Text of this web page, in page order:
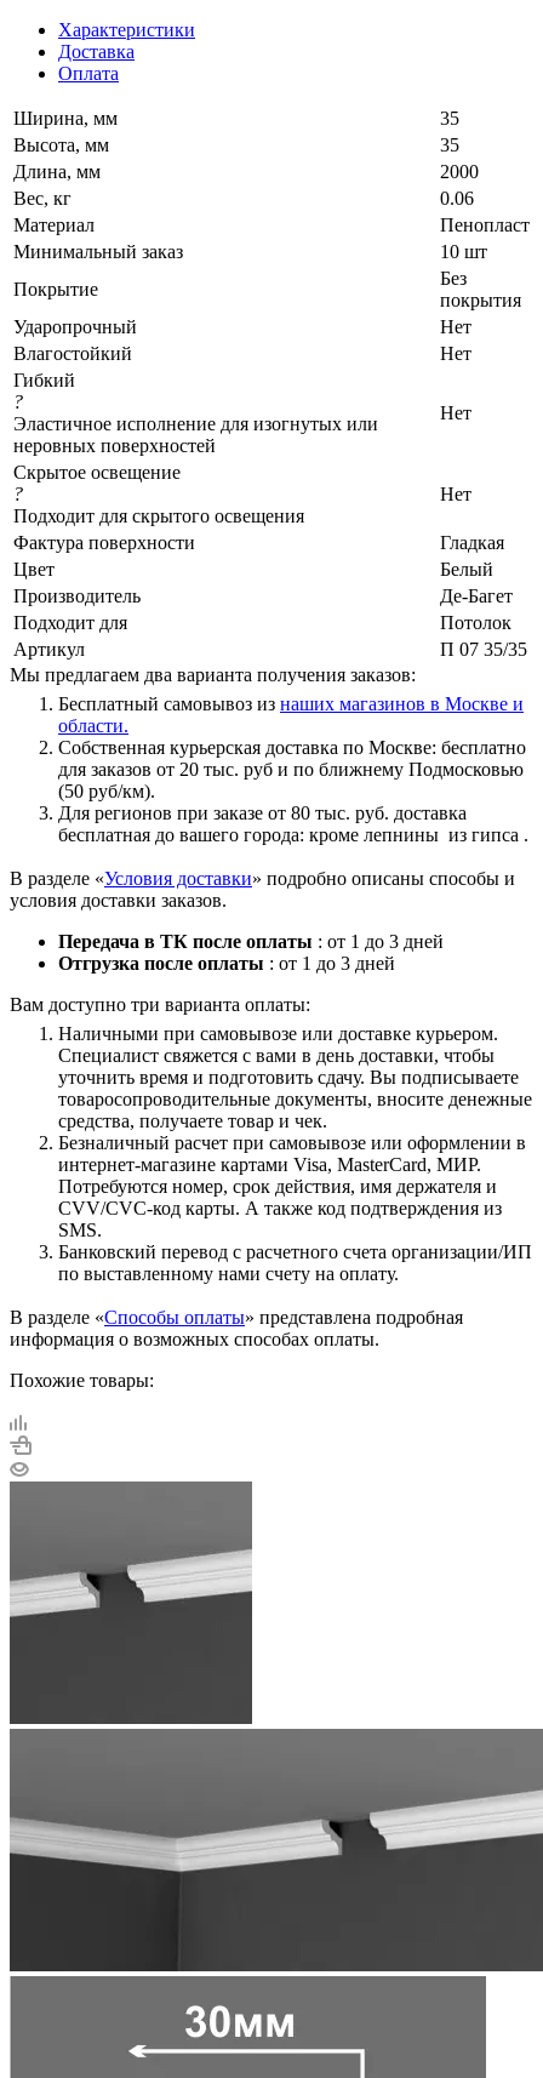
Характеристики
Доставка
Оплата
Ширина, мм
35
Высота, мм
35
Длина, мм
2000
Вес, кг
0.06
Материал
Пенопласт
Минимальный заказ
10 шт
Покрытие
Без
покрытия
Ударопрочный
Нет
Влагостойкий
Нет
Гибкий
?
Эластичное исполнение для изогнутых или
неровных поверхностей
Нет
Скрытое освещение
?
Подходит для скрытого освещения
Нет
Фактура поверхности
Гладкая
Цвет
Белый
Производитель
Де-Багет
Подходит для
Потолок
Артикул
П 07 35/35
Мы предлагаем два варианта получения заказов:
Бесплатный самовывоз из наших магазинов в Москве и
области.
Собственная курьерская доставка по Москве: бесплатно
для заказов от 20 тыс. руб и по ближнему Подмосковью
(50 руб/км).
Для регионов при заказе от 80 тыс. руб. доставка
бесплатная до вашего города: кроме лепнины из гипса .
В разделе «Условия доставки» подробно описаны способы и
условия доставки заказов.
Передача в ТК после оплаты : от 1 до 3 дней
Отгрузка после оплаты : от 1 до 3 дней
Вам доступно три варианта оплаты:
Наличными при самовывозе или доставке курьером.
Специалист свяжется с вами в день доставки, чтобы
уточнить время и подготовить сдачу. Вы подписываете
товаросопроводительные документы, вносите денежные
средства, получаете товар и чек.
Безналичный расчет при самовывозе или оформлении в
интернет-магазине картами Visa, MasterCard, МИР.
Потребуются номер, срок действия, имя держателя и
CVV/CVC-код карты. А также код подтверждения из
SMS.
Банковский перевод с расчетного счета организации/ИП
по выставленному нами счету на оплату.
В разделе «Способы оплаты» представлена подробная
информация о возможных способах оплаты.
Похожие товары: